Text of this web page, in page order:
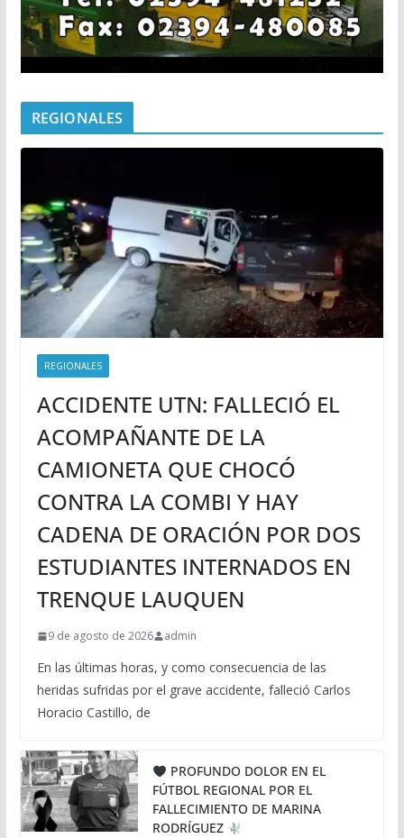
REGIONALES
REGIONALES
ACCIDENTE UTN: FALLECIÓ EL
ACOMPAÑANTE DE LA
CAMIONETA QUE CHOCÓ
CONTRA LA COMBI Y HAY
CADENA DE ORACIÓN POR DOS
ESTUDIANTES INTERNADOS EN
TRENQUE LAUQUEN
9 de agosto de 2026 admin
En las últimas horas, y como consecuencia de las
heridas sufridas por el grave accidente, falleció Carlos
Horacio Castillo, de
PROFUNDO DOLOR EN EL
FÚTBOL REGIONAL POR EL
FALLECIMIENTO DE MARINA
RODRÍGUEZ